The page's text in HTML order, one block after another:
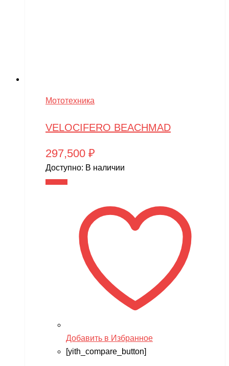
Мототехника
VELOCIFERO BEACHMAD
297,500 ₽
Доступно: В наличии
Добавить в Избранное
[yith_compare_button]